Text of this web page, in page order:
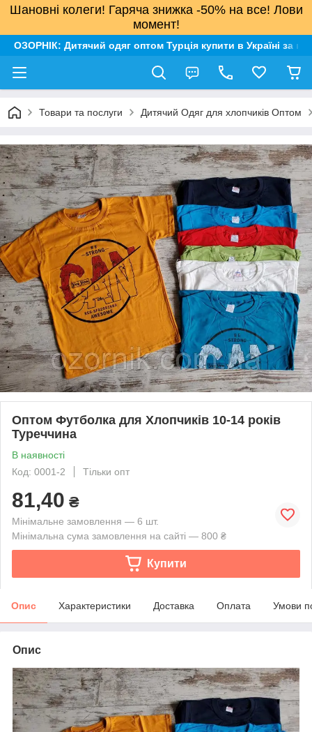
Шановні колеги! Гаряча знижка -50% на все! Лови
момент!
ОЗОРНІК: Дитячий одяг оптом Турція купити в Україні за
Товари та послуги Дитячий Одяг для хлопчиків Оптом
Оптом Футболка для Хлопчиків 10-14 років
Туреччина
В наявності
Код: 0001-2
Тільки опт
81,40 ₴
Мінімальне замовлення — 6 шт.
Мінімальна сума замовлення на сайті — 800 ₴
Купити
Опис Характеристики Доставка Оплата Умови
Опис